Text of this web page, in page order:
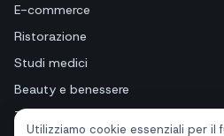
Utilizziamo cookie essenziali per il
E-commerce
Ristorazione
Studi medici
Beauty e benessere
Turismo e hotel